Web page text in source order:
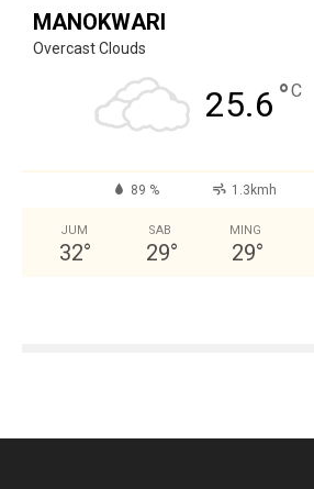
MANOKWARI
Overcast Clouds
25.6 °C
89 % 1.3kmh
JUM
32°
SAB
29°
MING
29°